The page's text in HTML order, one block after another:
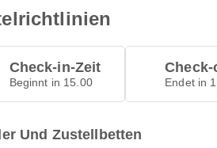
Check-in-Zeit
Beginnt in 15.00 Endet in
Und Zustellbetten